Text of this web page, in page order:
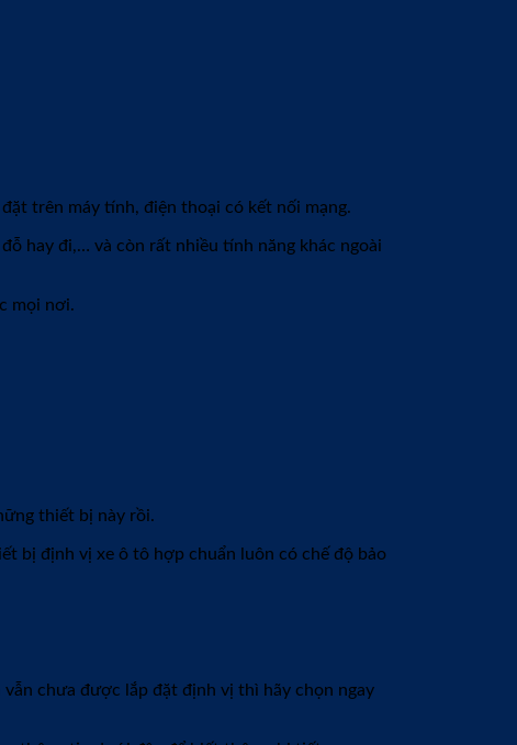
trên máy tính, điện thoại có kết nối mạng.
hay đi,… và còn rất nhiều tính năng khác ngoài
mọi nơi.
thiết bị này rồi.
bị định vị xe ô tô hợp chuẩn luôn có chế độ bảo
vẫn chưa được lắp đặt định vị thì hãy chọn ngay